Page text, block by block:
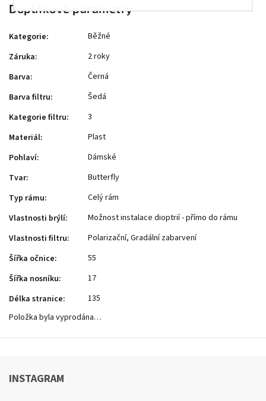
Doplňkové parametry
Kategorie:
Běžné
Záruka:
2 roky
Barva:
Černá
Barva filtru:
Šedá
Kategorie filtru:
3
Materiál:
Plast
Pohlaví:
Dámské
Tvar:
Butterfly
Typ rámu:
Celý rám
Vlastnosti brýlí:
Možnost instalace dioptrií - přímo do rámu
Vlastnosti filtru:
Polarizační, Gradální zabarvení
Šířka očnice:
55
Šířka nosníku:
17
Délka stranice:
135
Položka byla vyprodána…
INSTAGRAM